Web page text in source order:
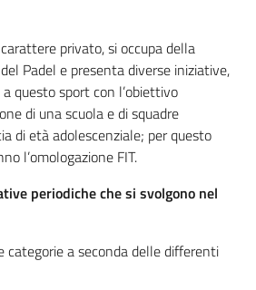
privato, si occupa della
Padel e presenta diverse iniziative,
questo sport con l’obiettivo
di una scuola e di squadre
di età adolescenziale; per questo
l’omologazione FIT.
periodiche che si svolgono nel
categorie a seconda delle differenti